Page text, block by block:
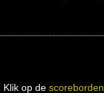
Klik op de scoreborden